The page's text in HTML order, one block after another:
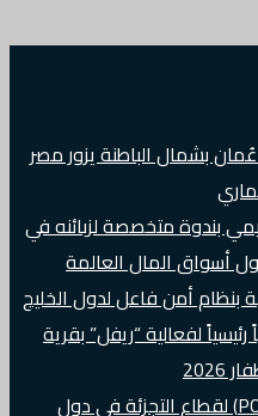
بشمال الباطنة يزور مصر
بندوة متخصصة لزبائنه في
أسواق المال العالمة
بنظام أمن فاعل لدول الخليج
لفعالية “ريفل” بقرية
زوهو تطلق حل نقاط البيع (POS) لقطاع التجزئة في دول